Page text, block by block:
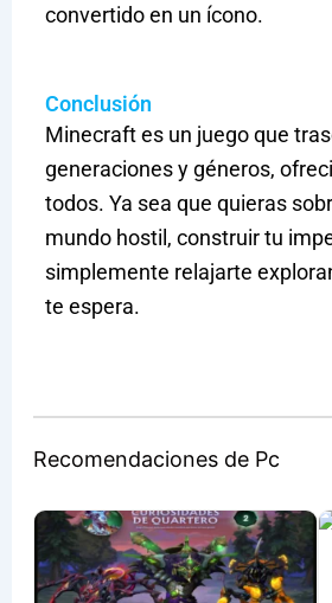
convertido en un ícono.
Conclusión
Minecraft es un juego que
generaciones y géneros,
todos. Ya sea que quieras
mundo hostil, construir tu
simplemente relajarte
te espera.
Recomendaciones de Pc